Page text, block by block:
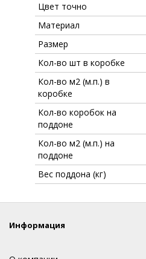
Цвет точно
Материал
Размер
Кол-во шт в коробке
Кол-во м2 (м.п.) в
коробке
Кол-во коробок на
поддоне
Кол-во м2 (м.п.) на
поддоне
Вес поддона (кг)
Информация